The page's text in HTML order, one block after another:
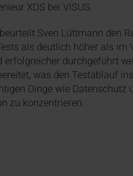
XDS bei VISUS.
Sven Lüttmann den
als deutlich höher als im
erfolgreicher durchgeführt
was den Testablauf
Dinge wie Datenschutz
zu konzentrieren.